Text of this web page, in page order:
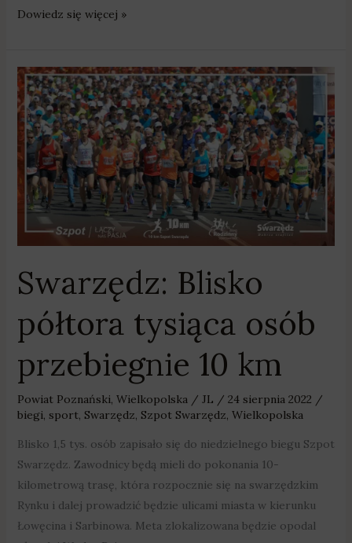
Dowiedz się więcej »
Swarzędz: Blisko
półtora tysiąca osób
przebiegnie 10 km
Powiat Poznański, Wielkopolska/ JL / 24 sierpnia 2022 /
biegi, sport, Swarzędz, Szpot Swarzędz, Wielkopolska
Blisko 1,5 tys. osób zapisało się do niedzielnego biegu Szpot
Swarzędz. Zawodnicy będą mieli do pokonania 10-
kilometrową trasę, która rozpocznie się na swarzędzkim
Rynku i dalej prowadzić będzie ulicami miasta w kierunku
Łowęcina i Sarbinowa. Meta zlokalizowana będzie opodal
Swarzędz:
Blisko
półtora
tysiąca
osób
przebiegnie
10